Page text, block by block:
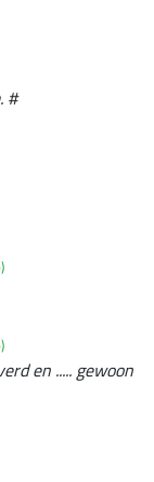
#
en ..... gewoon